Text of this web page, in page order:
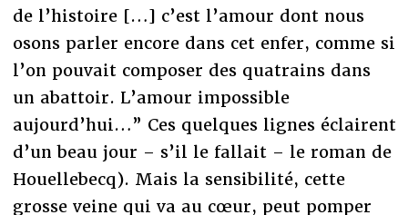
de l’histoire […] c’est l’amour dont nous
osons parler encore dans cet enfer, comme si
l’on pouvait composer des quatrains dans
un abattoir. L’amour impossible
aujourd’hui…” Ces quelques lignes éclairent
d’un beau jour – s’il le fallait – le roman de
Houellebecq). Mais la sensibilité, cette
grosse veine qui va au cœur, peut pomper